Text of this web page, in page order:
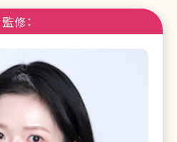
監修：